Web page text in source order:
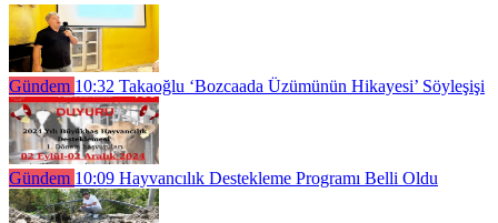
Gündem 10:32 Takaoğlu ‘Bozcaada Üzümünün Hikayesi’ Söyleşişi
Gündem 10:09 Hayvancılık Destekleme Programı Belli Oldu